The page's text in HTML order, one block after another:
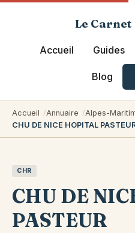
Le Carnet
Accueil Guides
Blog
Accueil Annuaire
Alpes-
CHU DE NICE HOPITAL
CHR
CHU DE
PASTEUR